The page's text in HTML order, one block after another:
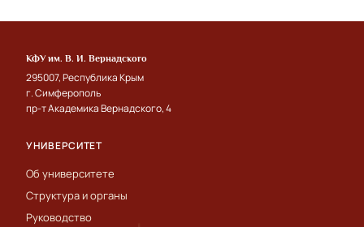
КФУ им. В. И. Вернадского
295007, Республика Крым
г. Симферополь
пр-т Академика Вернадского, 4
УНИВЕРСИТЕТ
Об университете
Структура и органы
Руководство